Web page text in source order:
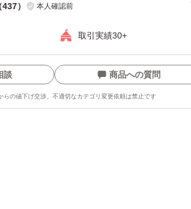
437） 本人確認前
取引実績30+
談 商品への質問
らの値下げ交渉、不適切なカテゴリ変更依頼は禁止です